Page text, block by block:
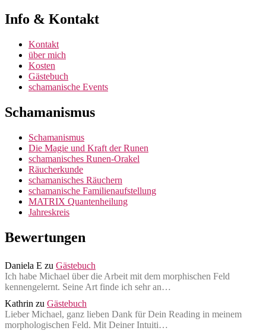
Info & Kontakt
Kontakt
über mich
Kosten
Gästebuch
schamanische Events
Schamanismus
Schamanismus
Die Magie und Kraft der Runen
schamanisches Runen-Orakel
Räucherkunde
schamanisches Räuchern
schamanische Familienaufstellung
MATRIX Quantenheilung
Jahreskreis
Bewertungen
Daniela E zu Gästebuch
Ich habe Michael über die Arbeit mit dem morphischen Feld
kennengelernt. Seine Art finde ich sehr an…
Kathrin zu Gästebuch
Lieber Michael, ganz lieben Dank für Dein Reading in meinem
morphologischen Feld. Mit Deiner Intuiti…